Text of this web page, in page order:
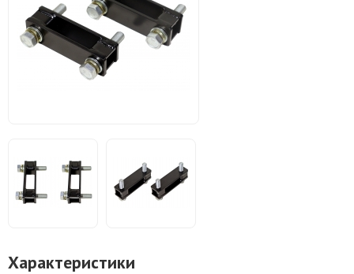
Характеристики